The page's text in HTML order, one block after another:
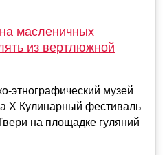
масленичных
из вертлюжной
этнографический музей
X Кулинарный фестиваль
на площадке гуляний